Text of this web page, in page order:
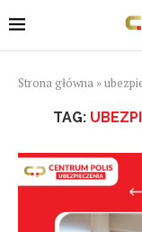
Strona główna »
TAG: